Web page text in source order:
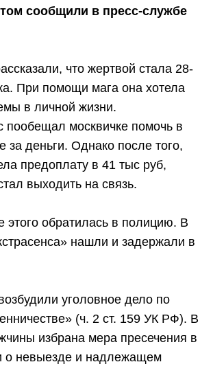
сообщили в пресс-службе
что жертвой стала 28-
При помощи мага она хотела
в личной жизни.
пообещал москвичке помочь в
за деньги. Однако после того,
предоплату в 41 тыс руб,
выходить на связь.
этого обратилась в полицию. В
нашли и задержали в
уголовное дело по
(ч. 2 ст. 159 УК РФ). В
избрана мера пресечения в
о невыезде и надлежащем